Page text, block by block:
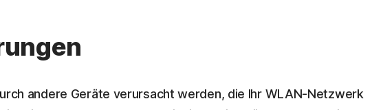
andere Geräte verursacht werden, die Ihr WLAN-Netzwerk